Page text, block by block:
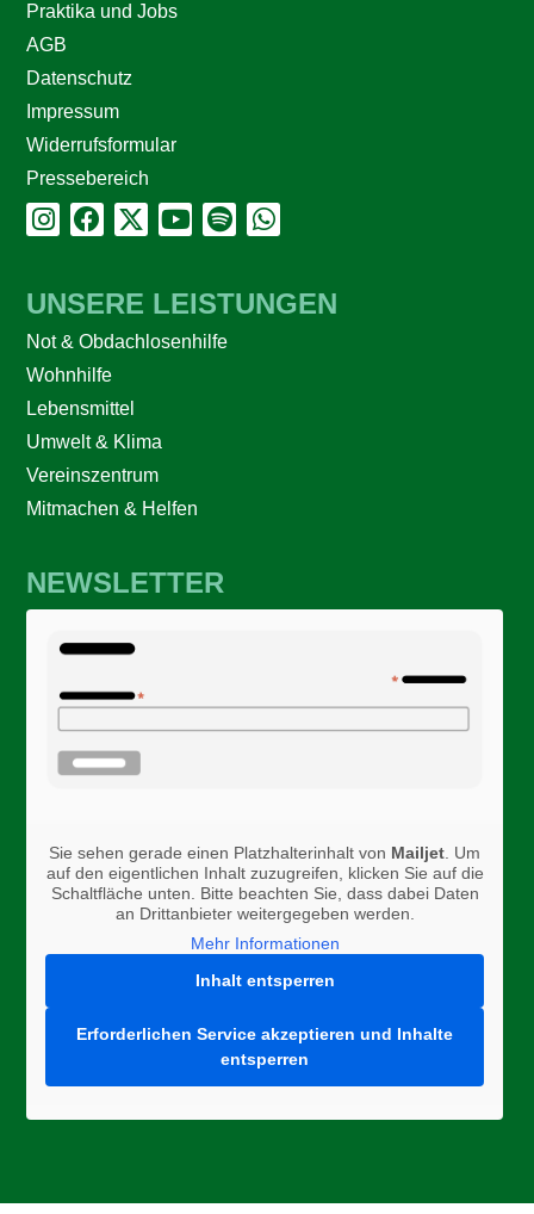
Praktika und Jobs
AGB
Datenschutz
Impressum
Widerrufsformular
Pressebereich
UNSERE LEISTUNGEN
Not & Obdachlosenhilfe
Wohnhilfe
Lebensmittel
Umwelt & Klima
Vereinszentrum
Mitmachen & Helfen
NEWSLETTER
Sie sehen gerade einen Platzhalterinhalt von Mailjet . Um
auf den eigentlichen Inhalt zuzugreifen, klicken Sie auf die
Schaltfläche unten. Bitte beachten Sie, dass dabei Daten
an Drittanbieter weitergegeben werden.
Mehr Informationen
Inhalt entsperren
Erforderlichen Service akzeptieren und Inhalte
entsperren